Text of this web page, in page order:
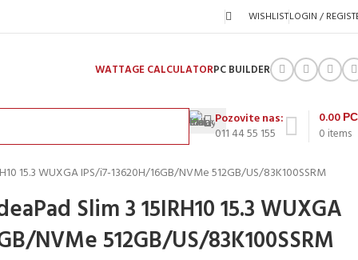
WISHLISTLOGIN /
WATTAGE CALCULATORPC BUILDER
Pozovite nas:
011 44 55 155
0 items
0.00
15.3 WUXGA IPS/i7-13620H/16GB/NVMe 512GB/US/83K100SSRM
Slim 3 15IRH10 15.3 WUXGA
NVMe 512GB/US/83K100SSRM